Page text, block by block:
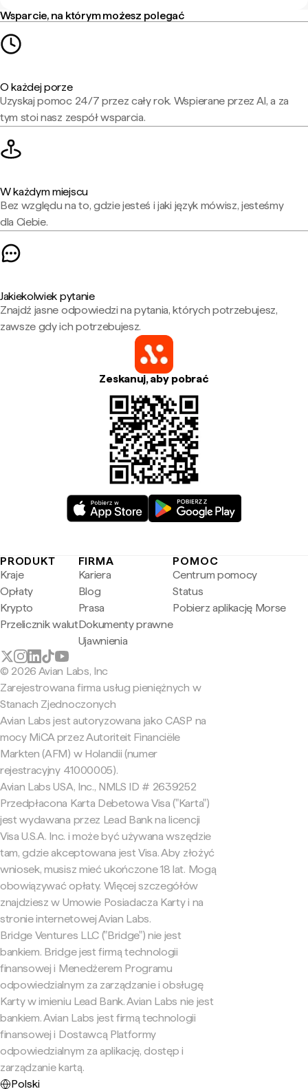
Wsparcie, na którym możesz polegać
O każdej porze
Uzyskaj pomoc 24/7 przez cały rok. Wspierane przez AI, a za
tym stoi nasz zespół wsparcia.
W każdym miejscu
Bez względu na to, gdzie jesteś i jaki język mówisz, jesteśmy
dla Ciebie.
Jakiekolwiek pytanie
Znajdź jasne odpowiedzi na pytania, których potrzebujesz,
zawsze gdy ich potrzebujesz.
Zeskanuj, aby pobrać
PRODUKT
Kraje
Opłaty
Krypto
Przelicznik walut
FIRMA
Kariera
Blog
Prasa
Dokumenty prawne
Ujawnienia
POMOC
Centrum pomocy
Status
Pobierz aplikację Morse
© 2026 Avian Labs, Inc
Zarejestrowana firma usług pieniężnych w
Stanach Zjednoczonych
Avian Labs jest autoryzowana jako CASP na
mocy MiCA przez Autoriteit Financiële
Markten (AFM) w Holandii (numer
rejestracyjny 41000005).
Avian Labs USA, Inc., NMLS ID # 2639252
Przedpłacona Karta Debetowa Visa ("Karta")
jest wydawana przez Lead Bank na licencji
Visa U.S.A. Inc. i może być używana wszędzie
tam, gdzie akceptowana jest Visa. Aby złożyć
wniosek, musisz mieć ukończone 18 lat. Mogą
obowiązywać opłaty. Więcej szczegółów
znajdziesz w Umowie Posiadacza Karty i na
stronie internetowej Avian Labs.
Bridge Ventures LLC ("Bridge") nie jest
bankiem. Bridge jest firmą technologii
finansowej i Menedżerem Programu
odpowiedzialnym za zarządzanie i obsługę
Karty w imieniu Lead Bank. Avian Labs nie jest
bankiem. Avian Labs jest firmą technologii
finansowej i Dostawcą Platformy
odpowiedzialnym za aplikację, dostęp i
zarządzanie kartą.
Polski